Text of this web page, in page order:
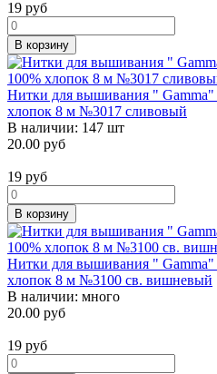
19 руб
В корзину
Нитки для вышивания " Gamma"
хлопок 8 м №3017 сливовый
В наличии: 147 шт
20.00 руб
19 руб
В корзину
Нитки для вышивания " Gamma"
хлопок 8 м №3100 св. вишневый
В наличии: много
20.00 руб
19 руб